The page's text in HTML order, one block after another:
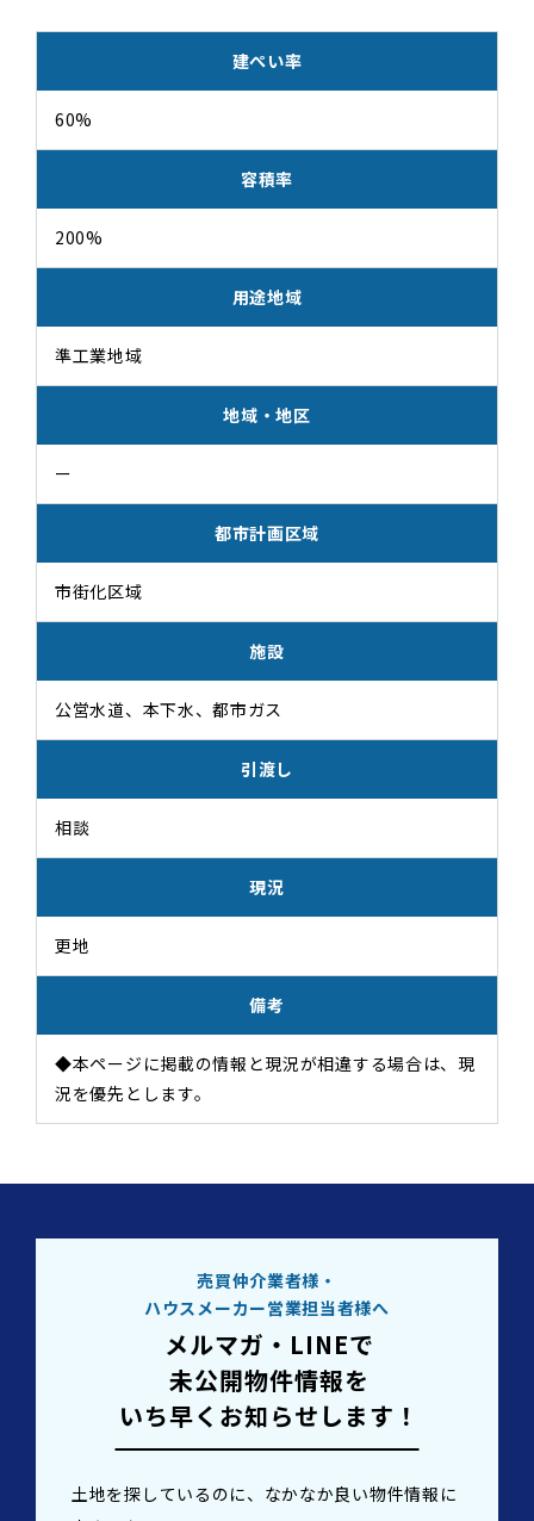
建ぺい率
60%
容積率
200%
用途地域
準工業地域
地域・地区
ー
都市計画区域
市街化区域
施設
公営水道、本下水、都市ガス
引渡し
相談
現況
更地
備考
◆本ページに掲載の情報と現況が相違する場合は、現
況を優先とします。
売買仲介業者様・
ハウスメーカー営業担当者様へ
メルマガ・LINEで
未公開物件情報を
いち早くお知らせします！
土地を探しているのに、なかなか良い物件情報に